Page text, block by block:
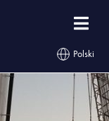
Polski